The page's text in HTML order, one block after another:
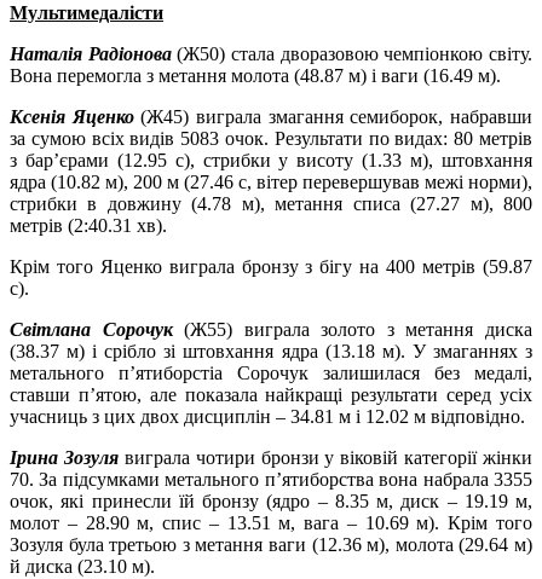
Мультимедалісти
Наталія Радіонова(Ж50) стала дворазовою чемпіонкою світу.
Вона перемогла з метання молота (48.87 м) і ваги (16.49 м).
Ксенія Яценко(Ж45) виграла змагання семиборок, набравши
за сумою всіх видів 5083 очок. Результати по видах: 80 метрів
з бар’єрами (12.95 с), стрибки у висоту (1.33 м), штовхання
ядра (10.82 м), 200 м (27.46 с, вітер перевершував межі норми),
стрибки в довжину (4.78 м), метання списа (27.27 м), 800
метрів (2:40.31 хв).
Крім того Яценко виграла бронзу з бігу на 400 метрів (59.87
с).
Світлана Сорочук(Ж55) виграла золото з метання диска
(38.37 м) і срібло зі штовхання ядра (13.18 м). У змаганнях з
метального п’ятиборстіа Сорочук залишилася без медалі,
ставши п’ятою, але показала найкращі результати серед усіх
учасниць з цих двох дисциплін – 34.81 м і 12.02 м відповідно.
Ірина Зозулявиграла чотири бронзи у віковій категорії жінки
70. За підсумками метального п’ятиборства вона набрала 3355
очок, які принесли їй бронзу (ядро – 8.35 м, диск – 19.19 м,
молот – 28.90 м, спис – 13.51 м, вага – 10.69 м). Крім того
Зозуля була третьою з метання ваги (12.36 м), молота (29.64 м)
й диска (23.10 м).